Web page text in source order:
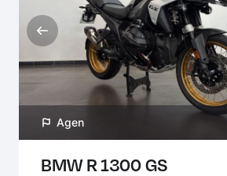
Agen
BMW R 1300 GS